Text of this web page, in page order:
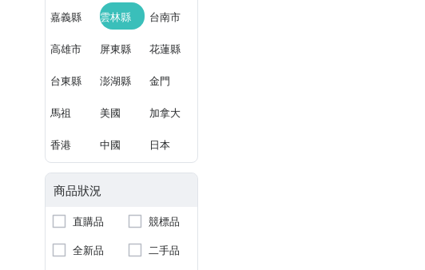
嘉義縣 雲林縣 台南市
高雄市 屏東縣 花蓮縣
台東縣 澎湖縣 金門
馬祖 美國 加拿大
香港 中國 日本
商品狀況
直購品
競標品
全新品
二手品